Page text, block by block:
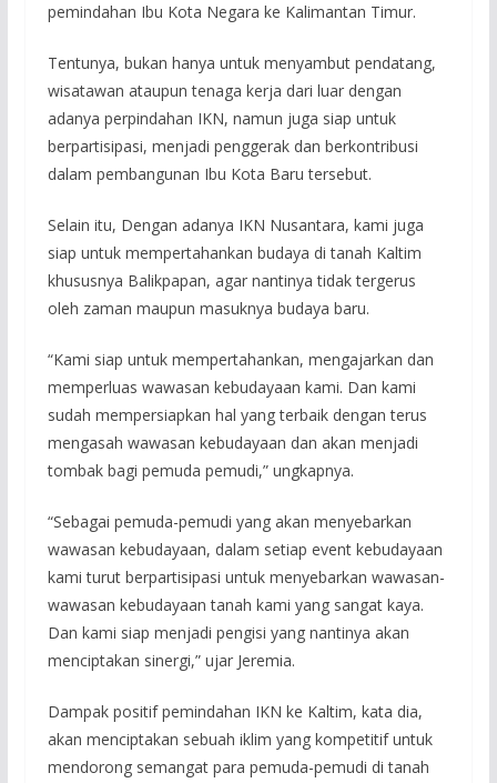
pemindahan Ibu Kota Negara ke Kalimantan Timur.
Tentunya, bukan hanya untuk menyambut pendatang,
wisatawan ataupun tenaga kerja dari luar dengan
adanya perpindahan IKN, namun juga siap untuk
berpartisipasi, menjadi penggerak dan berkontribusi
dalam pembangunan Ibu Kota Baru tersebut.
Selain itu, Dengan adanya IKN Nusantara, kami juga
siap untuk mempertahankan budaya di tanah Kaltim
khususnya Balikpapan, agar nantinya tidak tergerus
oleh zaman maupun masuknya budaya baru.
“Kami siap untuk mempertahankan, mengajarkan dan
memperluas wawasan kebudayaan kami. Dan kami
sudah mempersiapkan hal yang terbaik dengan terus
mengasah wawasan kebudayaan dan akan menjadi
tombak bagi pemuda pemudi,” ungkapnya.
“Sebagai pemuda-pemudi yang akan menyebarkan
wawasan kebudayaan, dalam setiap event kebudayaan
kami turut berpartisipasi untuk menyebarkan wawasan-
wawasan kebudayaan tanah kami yang sangat kaya.
Dan kami siap menjadi pengisi yang nantinya akan
menciptakan sinergi,” ujar Jeremia.
Dampak positif pemindahan IKN ke Kaltim, kata dia,
akan menciptakan sebuah iklim yang kompetitif untuk
mendorong semangat para pemuda-pemudi di tanah